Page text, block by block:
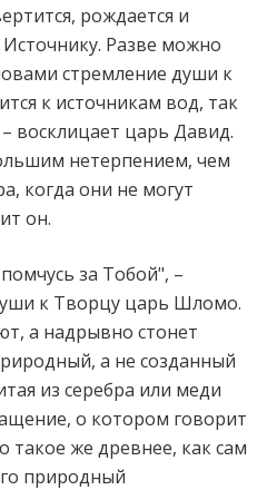
рождается и
Разве можно
стремление души к
к источникам вод, так
восклицает царь Давид.
нетерпением, чем
когда они не могут
он.
за Тобой", –
к Творцу царь Шломо.
а надрывно стонет
а не созданный
из серебра или меди
о котором говорит
такое же древнее, как сам
природный